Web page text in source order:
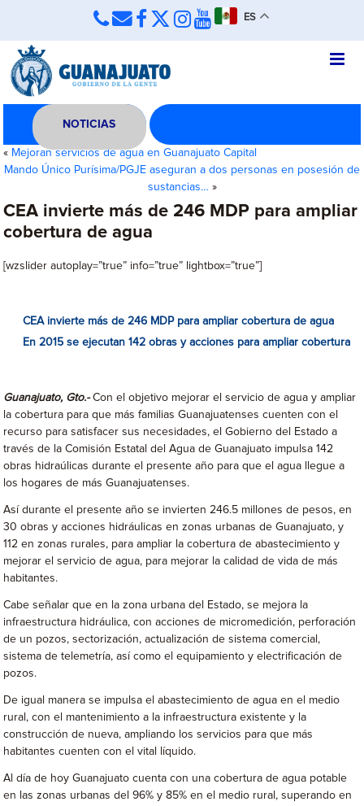
ES
NOTICIAS
« Mejoran servicios de agua en Guanajuato Capital
Mando Único Purísima/PGJE aseguran a dos personas en posesión de
sustancias… »
CEA invierte más de 246 MDP para ampliar
cobertura de agua
[wzslider autoplay=”true” info=”true” lightbox=”true”]
CEA invierte más de 246 MDP para ampliar cobertura de agua
En 2015 se ejecutan 142 obras y acciones para ampliar cobertura
Guanajuato, Gto.-Con el objetivo mejorar el servicio de agua y ampliar
la cobertura para que más familias Guanajuatenses cuenten con el
recurso para satisfacer sus necesidades, el Gobierno del Estado a
través de la Comisión Estatal del Agua de Guanajuato impulsa 142
obras hidraúlicas durante el presente año para que el agua llegue a
los hogares de más Guanajuatenses.
Así durante el presente año se invierten 246.5 millones de pesos, en
30 obras y acciones hidráulicas en zonas urbanas de Guanajuato, y
112 en zonas rurales, para ampliar la cobertura de abastecimiento y
mejorar el servicio de agua, para mejorar la calidad de vida de más
habitantes.
Cabe señalar que en la zona urbana del Estado, se mejora la
infraestructura hidráulica, con acciones de micromedición, perforación
de un pozos, sectorización, actualización de sistema comercial,
sistema de telemetría, así como el equipamiento y electrificación de
pozos.
De igual manera se impulsa el abastecimiento de agua en el medio
rural, con el mantenimiento a la infraestructura existente y la
construcción de nueva, ampliando los servicios para que más
habitantes cuenten con el vital líquido.
Al día de hoy Guanajuato cuenta con una cobertura de agua potable
en las zonas urbanas del 96% y 85% en el medio rural, superando en